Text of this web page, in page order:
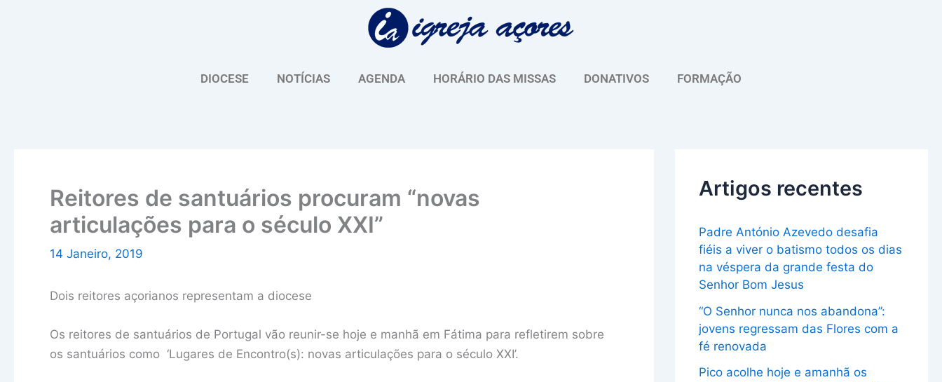
DIOCESE NOTÍCIAS AGENDA HORÁRIO DAS MISSAS DONATIVOS FORMAÇÃO
Reitores de santuários procuram “novas
articulações para o século XXI”
14 Janeiro, 2019
Dois reitores açorianos representam a diocese
Os reitores de santuários de Portugal vão reunir-se hoje e manhã em Fátima para refletirem sobre
os santuários como ‘Lugares de Encontro(s): novas articulações para o século XXI’.
Artigos recentes
Padre António Azevedo desafia
fiéis a viver o batismo todos os dias
na véspera da grande festa do
Senhor Bom Jesus
“O Senhor nunca nos abandona”:
jovens regressam das Flores com a
fé renovada
Pico acolhe hoje e amanhã os
u